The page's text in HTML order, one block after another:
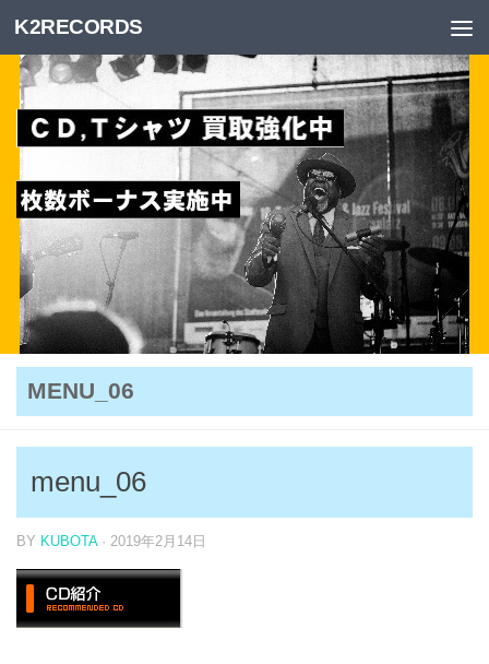
Skip to content
K2RECORDS
MENU_06
menu_06
BY KUBOTA · 2019年2月14日